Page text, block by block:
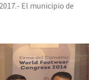
El municipio de